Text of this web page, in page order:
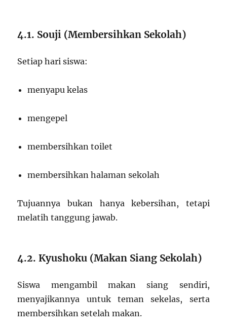
4.1. Souji (Membersihkan Sekolah)
Setiap hari siswa:
menyapu kelas
mengepel
membersihkan toilet
membersihkan halaman sekolah
Tujuannya bukan hanya kebersihan, tetapi
melatih tanggung jawab.
4.2. Kyushoku (Makan Siang Sekolah)
Siswa mengambil makan siang sendiri,
menyajikannya untuk teman sekelas, serta
membersihkan setelah makan.